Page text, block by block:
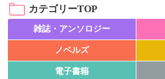
カテゴリーTOP
雑誌・アンソロジー
ノベルズ
電子書籍